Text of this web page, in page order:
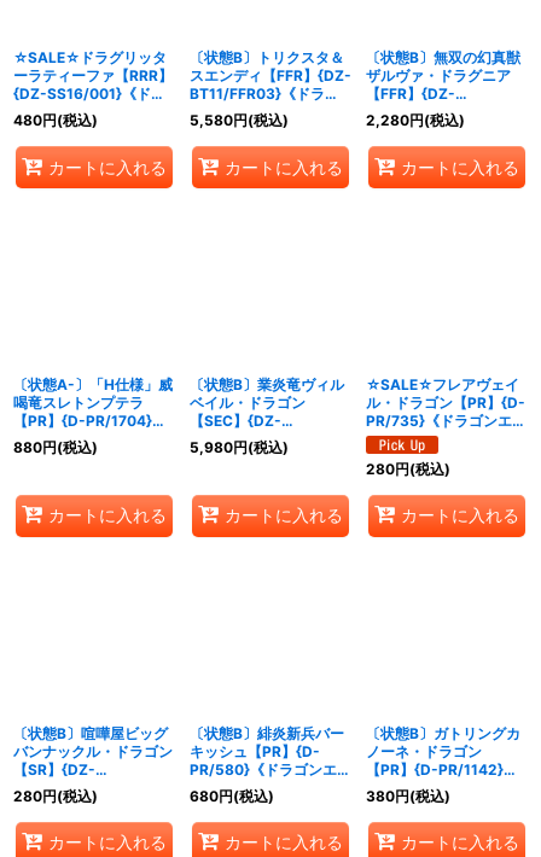
☆SALE☆ドラグリッタ
ーラティーファ【RRR】
{DZ-SS16/001}《ドラ
ゴンエンパイア》
480円(税込)
カートに入れる
〔状態B〕トリクスタ＆
スエンディ【FFR】{DZ-
BT11/FFR03}《ドラゴ
ンエンパイア》
5,580円(税込)
カートに入れる
〔状態B〕無双の幻真獣
ザルヴァ・ドラグニア
【FFR】{DZ-
BT14/FFR03}《ドラゴ
ンエンパイア》
2,280円(税込)
カートに入れる
〔状態A-〕「H仕様」威
喝竜スレトンプテラ
【PR】{D-PR/1704}
《ドラゴンエンパイア》
880円(税込)
カートに入れる
〔状態B〕業炎竜ヴィル
ベイル・ドラゴン
【SEC】{DZ-
BT08/SEC01}《ドラゴ
ンエンパイア》
5,980円(税込)
カートに入れる
☆SALE☆フレアヴェイ
ル・ドラゴン【PR】{D-
PR/735}《ドラゴンエン
パイア》
280円(税込)
カートに入れる
〔状態B〕喧嘩屋ビッグ
バンナックル・ドラゴン
【SR】{DZ-
BT12/SR02}《ドラゴン
エンパイア》
280円(税込)
カートに入れる
〔状態B〕緋炎新兵バー
キッシュ【PR】{D-
PR/580}《ドラゴンエン
パイア》
680円(税込)
カートに入れる
〔状態B〕ガトリングカ
ノーネ・ドラゴン
【PR】{D-PR/1142}
《ドラゴンエンパイア》
380円(税込)
カートに入れる